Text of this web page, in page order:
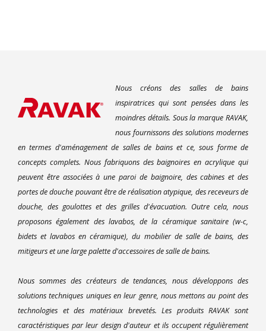
Nous créons des salles de bains
inspiratrices qui sont pensées dans les
moindres détails. Sous la marque RAVAK,
nous fournissons des solutions modernes
en termes d'aménagement de salles de bains et ce, sous forme de
concepts complets. Nous fabriquons des baignoires en acrylique qui
peuvent être associées à une paroi de baignoire, des cabines et des
portes de douche pouvant être de réalisation atypique, des receveurs de
douche, des goulottes et des grilles d'évacuation. Outre cela, nous
proposons également des lavabos, de la céramique sanitaire (w-c,
bidets et lavabos en céramique), du mobilier de salle de bains, des
mitigeurs et une large palette d'accessoires de salle de bains.
Nous sommes des créateurs de tendances, nous développons des
solutions techniques uniques en leur genre, nous mettons au point des
technologies et des matériaux brevetés. Les produits RAVAK sont
caractéristiques par leur design d'auteur et ils occupent régulièrement